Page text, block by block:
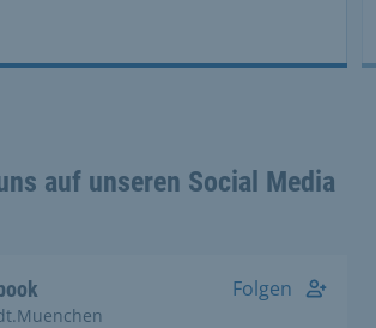
auf unseren Social Media
Folgen